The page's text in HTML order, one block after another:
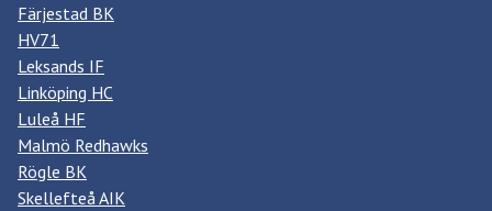
Färjestad BK
HV71
Leksands IF
Linköping HC
Luleå HF
Malmö Redhawks
Rögle BK
Skellefteå AIK